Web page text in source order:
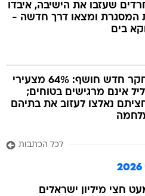
שעזבו את הישיבה, איבדו
המסגרת ומצאו דרך חדשה -
בים
מחקר חדש חושף: 64% מצעירי
אינם מרגישים בטוחים;
נאלצו לעזוב את בתיהם
לכל הכתבות
חצי מיליון ישראלים